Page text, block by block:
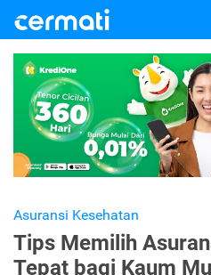
Asuransi Kesehatan
Tips Memilih
Tepat bagi Kaum